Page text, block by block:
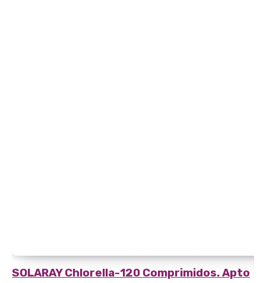
SOLARAYChlorella-120 Comprimidos. Apto